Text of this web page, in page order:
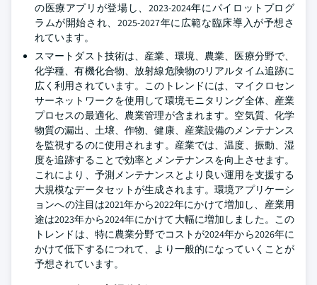
の医療アプリが登場し、2023-2024年にパイロットプログ
ラムが開始され、2025-2027年に広範な臨床導入が予想さ
れています。
スマートダスト技術は、産業、環境、農業、医療分野で、
化学種、有機化合物、放射線危険物のリアルタイム追跡に
広く利用されています。このトレンドには、マイクロセン
サーネットワークを使用して環境モニタリング全体、産業
プロセスの最適化、農業管理が含まれます。空気質、化学
物質の漏出、土壌、作物、健康、産業設備のメンテナンス
を監視するのに使用されます。産業では、温度、振動、湿
度を追跡することで効率とメンテナンスを向上させます。
これにより、予測メンテナンスとより良い運用を支援する
大規模なデータセットが生成されます。環境アプリケーシ
ョンへの注目は2021年から2022年にかけて増加し、産業用
途は2023年から2024年にかけて大幅に増加しました。この
トレンドは、特に農業分野でコストが2024年から2026年に
かけて低下するにつれて、より一般的になっていくことが
予想されています。